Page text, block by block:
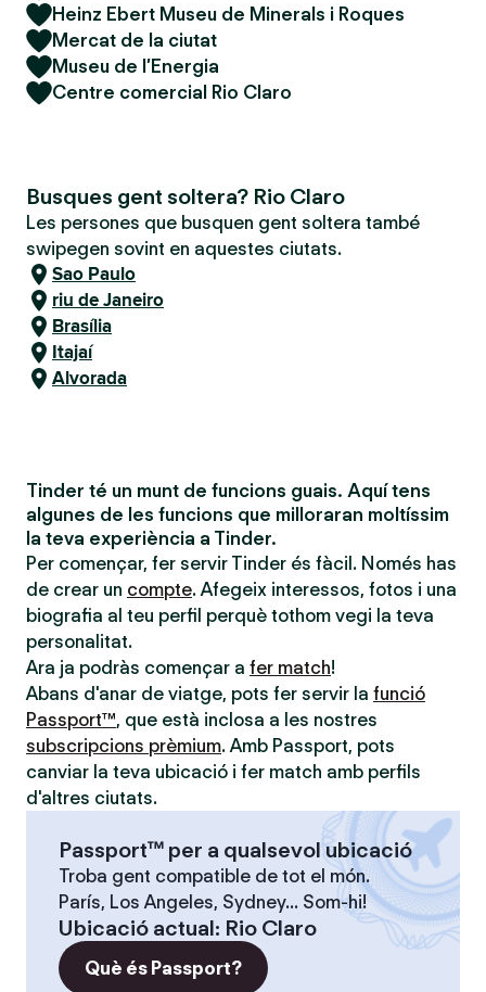
Heinz Ebert Museu de Minerals i Roques
Mercat de la ciutat
Museu de l’Energia
Centre comercial Rio Claro
Busques gent soltera? Rio Claro
Les persones que busquen gent soltera també
swipegen sovint en aquestes ciutats.
Sao Paulo
riu de Janeiro
Brasília
Itajaí
Alvorada
Tinder té un munt de funcions guais. Aquí tens
algunes de les funcions que milloraran moltíssim
la teva experiència a Tinder.
Per començar, fer servir Tinder és fàcil. Només has
de crear un compte. Afegeix interessos, fotos i una
biografia al teu perfil perquè tothom vegi la teva
personalitat.
Ara ja podràs començar a fer match!
Abans d'anar de viatge, pots fer servir la funció
Passport™, que està inclosa a les nostres
subscripcions prèmium. Amb Passport, pots
canviar la teva ubicació i fer match amb perfils
d'altres ciutats.
Passport™ per a qualsevol ubicació
Troba gent compatible de tot el món.
París, Los Angeles, Sydney... Som-hi!
Ubicació actual: Rio Claro
Què és Passport?